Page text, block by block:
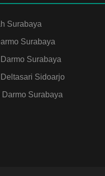
Surabaya
Surabaya
Surabaya
Sidoarjo
Darmo Surabaya